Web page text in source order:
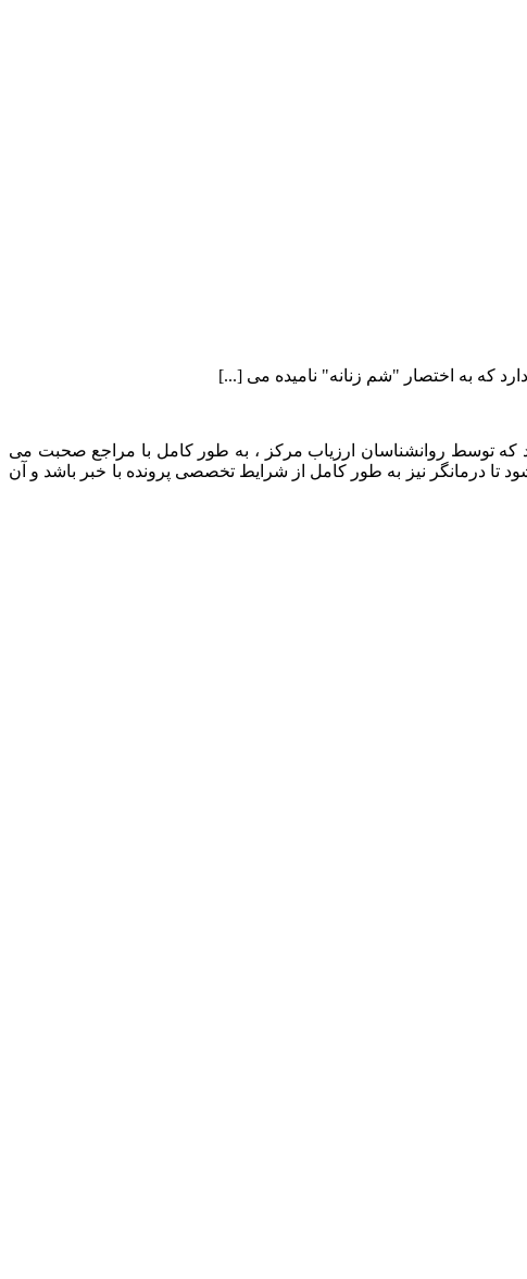
که به اختصار "شم زنانه" نامیده می [...]
که توسط روانشناسان ارزیاب مرکز ، به طور کامل با مراجع صحبت می
تا درمانگر نیز به طور کامل از شرایط تخصصی پرونده با خبر باشد و آن